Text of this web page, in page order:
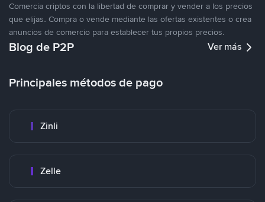
Comercia criptos con la libertad de comprar y vender a los precios
que elijas. Compra o vende mediante las ofertas existentes o crea
anuncios de comercio para establecer tus propios precios.
Blog de P2P Ver más
Principales métodos de pago
Zinli
Zelle